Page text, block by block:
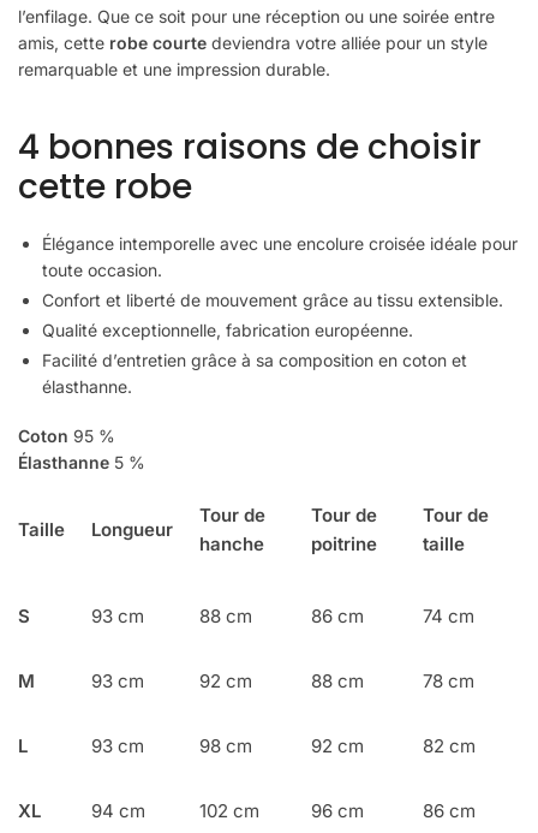
l’enfilage. Que ce soit pour une réception ou une soirée entre
amis, cette robe courte deviendra votre alliée pour un style
remarquable et une impression durable.
4 bonnes raisons de choisir
cette robe
Élégance intemporelle avec une encolure croisée idéale pour
toute occasion.
Confort et liberté de mouvement grâce au tissu extensible.
Qualité exceptionnelle, fabrication européenne.
Facilité d’entretien grâce à sa composition en coton et
élasthanne.
Coton 95 %
Élasthanne 5 %
Taille Longueur
Tour de
hanche
Tour de
poitrine
Tour de
taille
S 93 cm 88 cm 86 cm 74 cm
M 93 cm 92 cm 88 cm 78 cm
L 93 cm 98 cm 92 cm 82 cm
XL 94 cm 102 cm 96 cm 86 cm